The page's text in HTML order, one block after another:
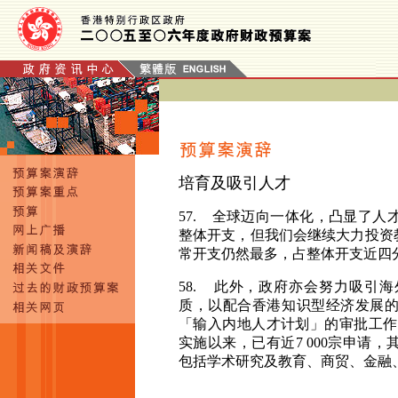
培育及吸引人才
57. 全球迈向一体化，凸显了人
整体开支，但我们会继续大力投
常开支仍然最多，占整体开支近四
58. 此外，政府亦会努力吸引
质，以配合香港知识型经济发展
「输入内地人才计划」的审批工
实施以来，已有近7 000宗申请，
包括学术研究及教育、商贸、金融